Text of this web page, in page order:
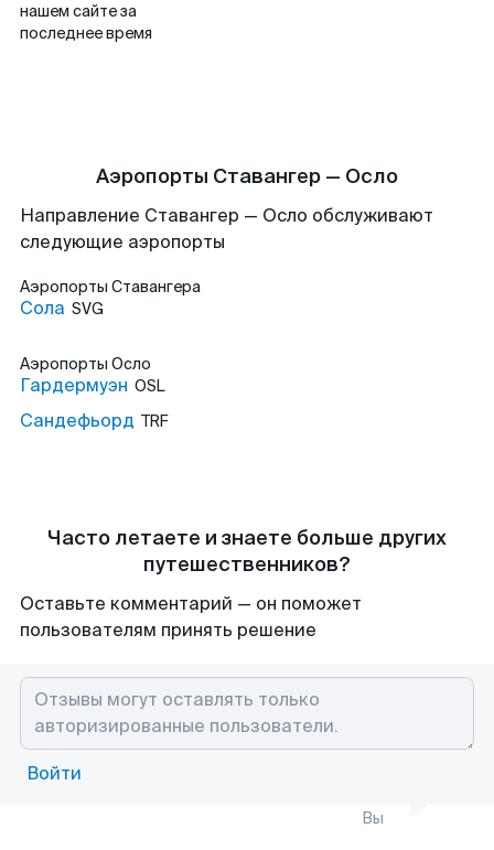
нашем сайте за
последнее время
Аэропорты Ставангер — Осло
Направление Ставангер — Осло обслуживают
следующие аэропорты
Аэропорты Ставангера
Сола SVG
Аэропорты Осло
Гардермуэн OSL
Сандефьорд TRF
Часто летаете и знаете больше других
путешественников?
Оставьте комментарий — он поможет
пользователям принять решение
Войти
Вы